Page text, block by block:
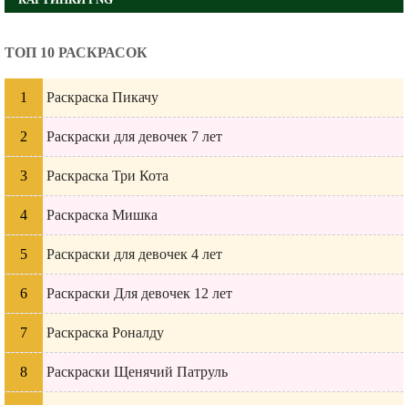
ТОП 10 РАСКРАСОК
Раскраска Пикачу
Раскраски для девочек 7 лет
Раскраска Три Кота
Раскраска Мишка
Раскраски для девочек 4 лет
Раскраски Для девочек 12 лет
Раскраска Роналду
Раскраски Щенячий Патруль